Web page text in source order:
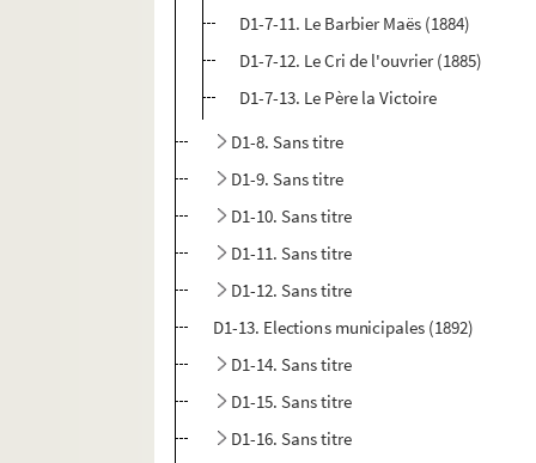
D1-7-11. Le Barbier Maës (1884)
D1-7-12. Le Cri de l'ouvrier (1885)
D1-7-13. Le Père la Victoire
D1-8. Sans titre
D1-9. Sans titre
D1-10. Sans titre
D1-11. Sans titre
D1-12. Sans titre
D1-13. Elections municipales (1892)
D1-14. Sans titre
D1-15. Sans titre
D1-16. Sans titre